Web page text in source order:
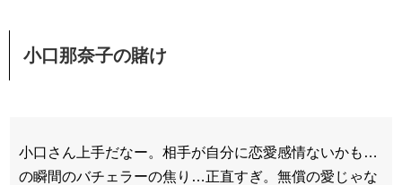
小口那奈子の賭け
小口さん上手だなー。相手が自分に恋愛感情ないかも…
の瞬間のバチェラーの焦り…正直すぎ。無償の愛じゃな